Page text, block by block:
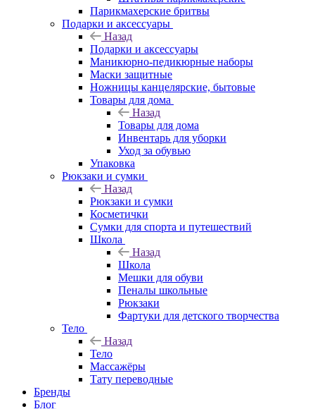
Парикмахерские бритвы
Подарки и аксессуары
Назад
Подарки и аксессуары
Маникюрно-педикюрные наборы
Маски защитные
Ножницы канцелярские, бытовые
Товары для дома
Назад
Товары для дома
Инвентарь для уборки
Уход за обувью
Упаковка
Рюкзаки и сумки
Назад
Рюкзаки и сумки
Косметички
Сумки для спорта и путешествий
Школа
Назад
Школа
Мешки для обуви
Пеналы школьные
Рюкзаки
Фартуки для детского творчества
Тело
Назад
Тело
Массажёры
Тату переводные
Бренды
Блог